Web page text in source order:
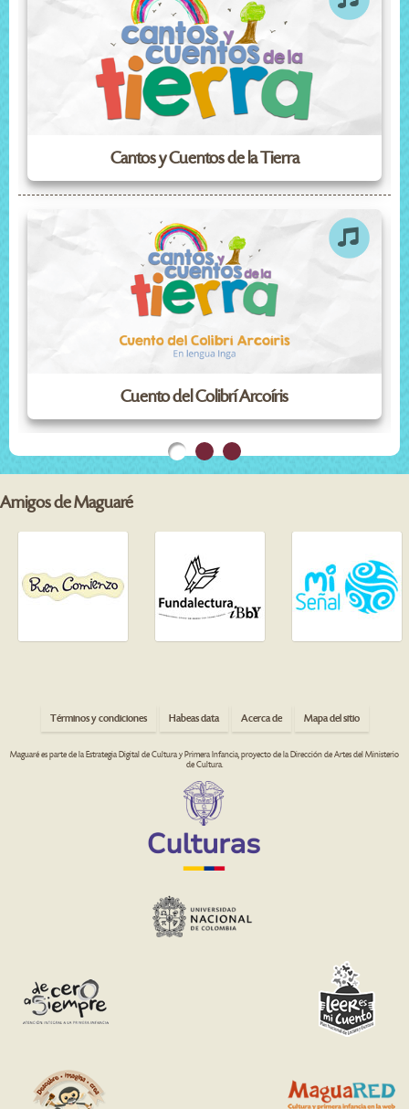
Cantos y Cuentos de la Tierra
Cuento del Colibrí Arcoíris
Amigos de Maguaré
Términos y condiciones Habeas data Acerca de Mapa del sitio
Maguaré es parte de la Estrategia Digital de Cultura y Primera Infancia, proyecto de la Dirección de Artes del Ministerio
de Cultura.